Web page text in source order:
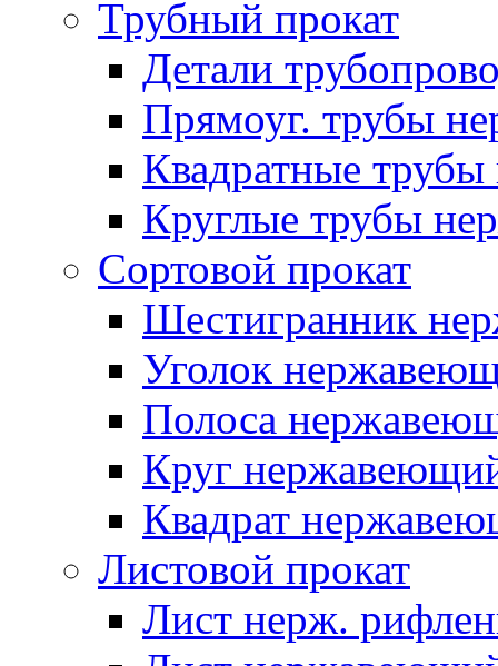
Трубный прокат
Детали
Прямоуг. трубы
Квадратные
Круглые трубы
Сортовой прокат
Шестигранник
Уголок
Полоса
Круг
Квадрат
Листовой прокат
Лист нерж.